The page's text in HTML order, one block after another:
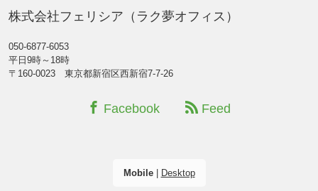
株式会社フェリシア（ラク夢オフィス）
050-6877-6053
平日9時～18時
〒160-0023 東京都新宿区西新宿7-7-26
Facebook Feed
Mobile| Desktop